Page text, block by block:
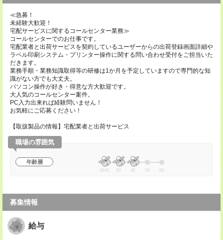
≪急募！
未経験大歓迎！
宅配サービスに関するコールセンター業務≫
コールセンターでのお仕事です。
宅配業者と出荷サービスを契約しているユーザーからの出荷登録画面詳細や
ラベル印刷システム・プリンター操作に関する問い合わせ受付をご担当いた
だきます。
業務手順・業務知識取得等の研修は1か月を予定していますので専門的な知
識がない方でも大丈夫。
パソコン操作が好き・得意な方大歓迎です。
大人気のコールセンター案件。
PC入力出来れば経験問いません！
お気軽にご応募ください！
【取扱製品の情報】宅配業者と出荷サービス
職場の雰囲気
年齢層
20代 30 40 50 60
募集情報
給与